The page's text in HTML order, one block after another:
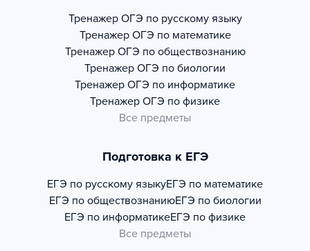
Тренажер ОГЭ по русскому языку
Тренажер ОГЭ по математике
Тренажер ОГЭ по обществознанию
Тренажер ОГЭ по биологии
Тренажер ОГЭ по информатике
Тренажер ОГЭ по физике
Все предметы
Подготовка к ЕГЭ
ЕГЭ по русскому языкуЕГЭ по математике
ЕГЭ по обществознаниюЕГЭ по биологии
ЕГЭ по информатикеЕГЭ по физике
Все предметы